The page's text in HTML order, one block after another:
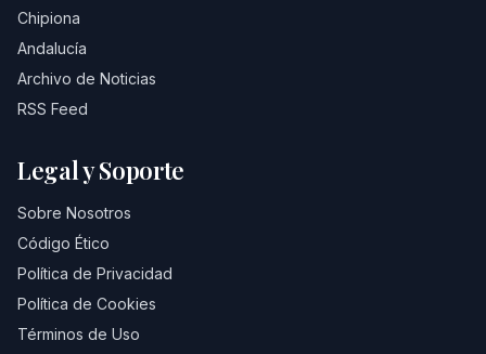
Chipiona
Andalucía
Archivo de Noticias
RSS Feed
Legal y Soporte
Sobre Nosotros
Código Ético
Política de Privacidad
Política de Cookies
Términos de Uso